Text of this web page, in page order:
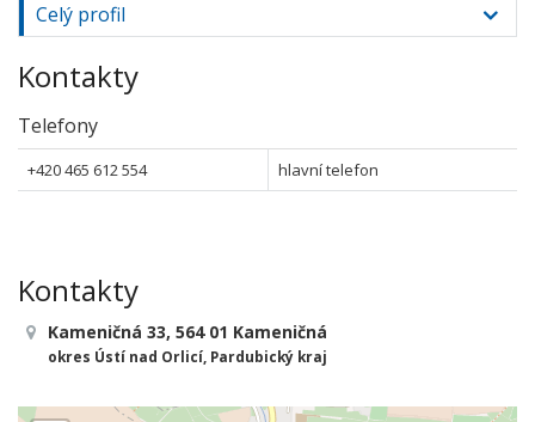
Celý profil
Kontakty
Telefony
+420 465 612 554 hlavní telefon
Kontakty
Kameničná 33, 564 01 Kameničná
okres Ústí nad Orlicí, Pardubický kraj